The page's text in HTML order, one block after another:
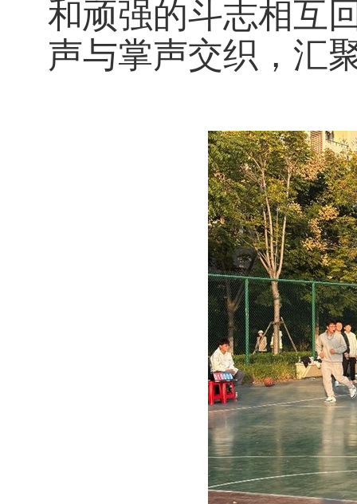
和顽强的斗志相互
声与掌声交织，汇